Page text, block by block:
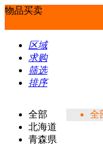
物品买卖
区域
求购
筛选
排序
全部
北海道
青森県
全